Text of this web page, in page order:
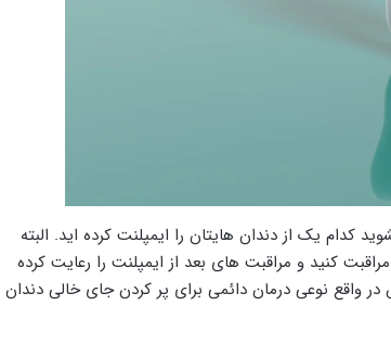
کدام یک از دندان هایتان را ایمپلنت کرده اید. البته
کنید و مراقبت های بعد از ایمپلنت را رعایت کرده
واقع نوعی درمان دائمی برای پر کردن جای خالی دندان